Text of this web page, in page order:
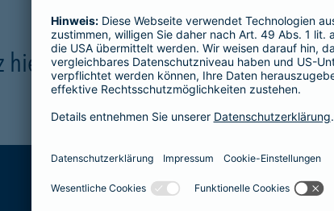
hier online berechnen und direkt